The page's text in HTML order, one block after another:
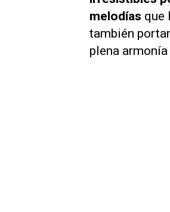
melodías que
también
plena